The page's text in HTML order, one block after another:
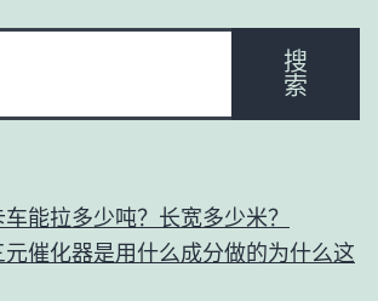
搜
索
能拉多少吨？长宽多少米？
催化器是用什么成分做的为什么这